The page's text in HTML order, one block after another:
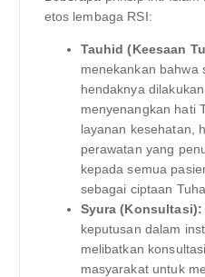
etos lembaga RSI:
Tauhid (Keesaan
menekankan bahwa
hendaknya
menyenangkan hati
layanan kesehatan,
perawatan yang
kepada semua
sebagai ciptaan
Syura (Konsultasi):
keputusan dalam
melibatkan
masyarakat untuk